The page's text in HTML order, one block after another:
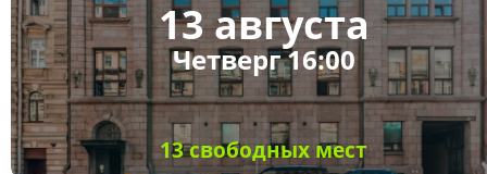
13 августа
Четверг 16:00
13 свободных мест